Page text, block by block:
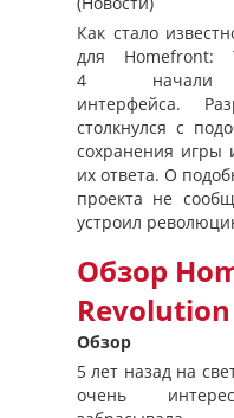
Как стало
для Homefront:
4 начали
интерфейса.
столкнулся с
сохранения
их ответа. О
проекта не
устроил
Обзор
Revolution
Обзор
5 лет назад на
очень